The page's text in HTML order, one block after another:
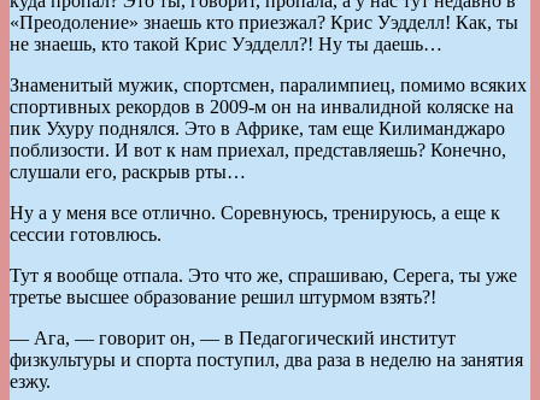
«Преодоление» знаешь кто приезжал? Крис Уэдделл! Как, ты
не знаешь, кто такой Крис Уэдделл?! Ну ты даешь…
Знаменитый мужик, спортсмен, паралимпиец, помимо всяких
спортивных рекордов в 2009-м он на инвалидной коляске на
пик Ухуру поднялся. Это в Африке, там еще Килиманджаро
поблизости. И вот к нам приехал, представляешь? Конечно,
слушали его, раскрыв рты…
Ну а у меня все отлично. Соревнуюсь, тренируюсь, а еще к
сессии готовлюсь.
Тут я вообще отпала. Это что же, спрашиваю, Серега, ты уже
третье высшее образование решил штурмом взять?!
— Ага, — говорит он, — в Педагогический институт
физкультуры и спорта поступил, два раза в неделю на занятия
езжу.